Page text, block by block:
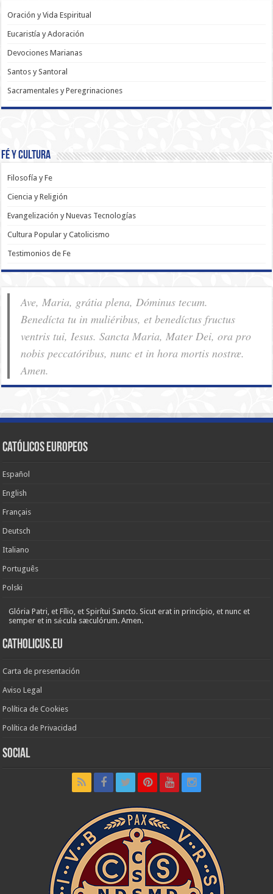
Oración y Vida Espiritual
Eucaristía y Adoración
Devociones Marianas
Santos y Santoral
Sacramentales y Peregrinaciones
Fé y Cultura
Filosofía y Fe
Ciencia y Religión
Evangelización y Nuevas Tecnologías
Cultura Popular y Catolicismo
Testimonios de Fe
Ave, Maria, grátia plena, Dóminus tecum.
Benedícta tu in muliéribus, et benedíctus fructus
ventris tui, Iesus. Sancta Maria, Mater Dei, ora pro
nobis pec­ca­tóribus, nunc et in hora mortis nostræ.
Amen.
Católicos Europeos
Español
English
Français
Deutsch
Italiano
Português
Polski
Glória Patri, et Fílio, et Spirítui Sancto. Sicut erat in princípio, et nunc et
semper et in sǽcula sæculórum. Amen.
Catholicus.eu
Carta de presentación
Aviso Legal
Política de Cookies
Política de Privacidad
Social